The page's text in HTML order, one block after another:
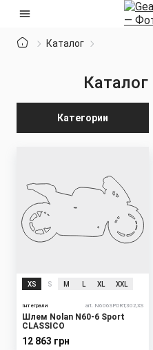
Каталог
Каталог
XS S M XL XXL
Інтеграли art. N606SPORT,302,XS
Шлем Nolan N60-6 Sport
CLASSICO
12 863 грн
Категории